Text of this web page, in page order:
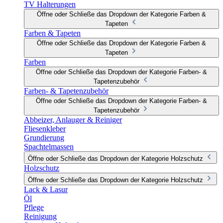
TV Halterungen
Öffne oder Schließe das Dropdown der Kategorie Farben &
Tapeten
Farben & Tapeten
Öffne oder Schließe das Dropdown der Kategorie Farben &
Tapeten
Farben
Öffne oder Schließe das Dropdown der Kategorie Farben- &
Tapetenzubehör
Farben- & Tapetenzubehör
Öffne oder Schließe das Dropdown der Kategorie Farben- &
Tapetenzubehör
Abbeizer, Anlauger & Reiniger
Fliesenkleber
Grundierung
Spachtelmassen
Öffne oder Schließe das Dropdown der Kategorie Holzschutz
Holzschutz
Öffne oder Schließe das Dropdown der Kategorie Holzschutz
Lack & Lasur
Öl
Pflege
Reinigung